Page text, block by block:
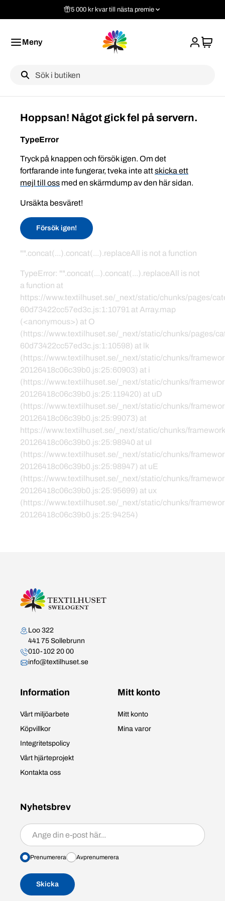
5 000 kr kvar till nästa premie
Meny
Label
Hoppsan! Något gick fel på servern.
TypeError
Tryck på knappen och försök igen. Om det
fortfarande inte fungerar, tveka inte attskicka ett
mejl till oss med en skärmdump av den här sidan.
Ursäkta besväret!
Försök igen!
"".concat(...).concat(...).replaceAll is not a function
TypeError: "".concat(...).concat(...).replaceAll is not
a function at
https://www.textilhuset.se/_next/static/chunks/pages/
60d73422cc57ed3c.js:1:10791 at Array.map
(<anonymous>) at O
(https://www.textilhuset.se/_next/static/chunks/pages/
60d73422cc57ed3c.js:1:10598) at lk
(https://www.textilhuset.se/_next/static/chunks/
20126418c06c39b0.js:25:60903) at i
(https://www.textilhuset.se/_next/static/chunks/
20126418c06c39b0.js:25:119420) at uD
(https://www.textilhuset.se/_next/static/chunks/
20126418c06c39b0.js:25:99073) at
https://www.textilhuset.se/_next/static/chunks/
20126418c06c39b0.js:25:98940 at uI
(https://www.textilhuset.se/_next/static/chunks/
20126418c06c39b0.js:25:98947) at uE
(https://www.textilhuset.se/_next/static/chunks/
20126418c06c39b0.js:25:95699) at ux
(https://www.textilhuset.se/_next/static/chunks/
20126418c06c39b0.js:25:94254)
Kontakta oss
Loo 322
441 75 Sollebrunn
010-102 20 00
info@textilhuset.se
Information
Vårt miljöarbete
Köpvillkor
Integritetspolicy
Vårt hjärteprojekt
Kontakta oss
Mitt konto
Mitt konto
Mina varor
Nyhetsbrev
Prenumerera/avprenumerera
Prenumerera Avprenumerera
Skicka